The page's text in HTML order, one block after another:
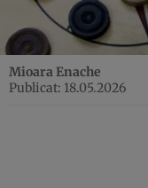
Mioara Enache
Publicat: 18.05.2026